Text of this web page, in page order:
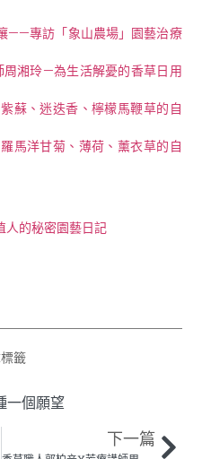
——專訪「象山農場」園藝治療
湘玲—為生活解憂的香草日用
蘇、迷迭香、檸檬馬鞭草的自
馬洋甘菊、薄荷、薰衣草的自
人的秘密園藝日記
籤
一個願望
下一篇